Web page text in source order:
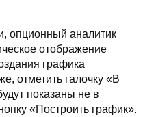
опционный аналитик
отображение
графика
отметить галочку «В
показаны не в
«Построить график».